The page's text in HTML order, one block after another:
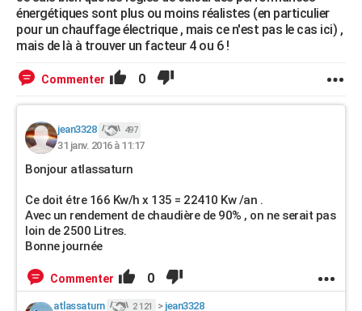
énergétiques sont plus ou moins réalistes (en particulier
pour un chauffage électrique , mais ce n'est pas le cas ici) ,
mais de là à trouver un facteur 4 ou 6 !
Commenter 0
jean3328 497
31 janv. 2016 à 11:17
Bonjour atlassaturn
Ce doit étre 166 Kw/h x 135 = 22410 Kw /an .
Avec un rendement de chaudière de 90% , on ne serait pas
loin de 2500 Litres.
Bonne journée
Commenter 0
atlassaturn 2 121 > jean3328